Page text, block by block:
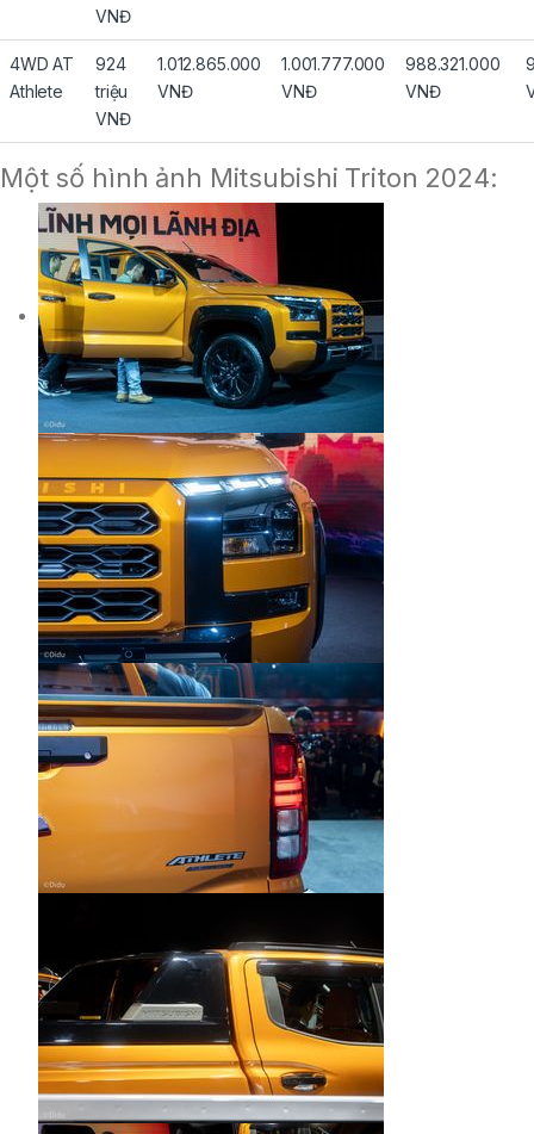
VNĐ
4WD AT
Athlete
924
triệu
VNĐ
1.012.865.000
VNĐ
1.001.777.000
VNĐ
988.321.000
VNĐ
Một số hình ảnh Mitsubishi Triton 2024: